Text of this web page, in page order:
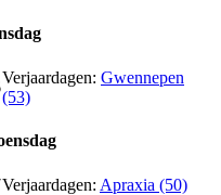
Verjaardagen: Gwennepen
(53)
Verjaardagen: Apraxia (50)